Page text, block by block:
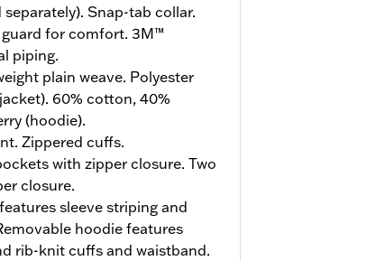
Snap-tab collar.
for comfort. 3M™
piping.
plain weave. Polyester
60% cotton, 40%
(hoodie).
Zippered cuffs.
with zipper closure. Two
closure.
sleeve striping and
hoodie features
rib-knit cuffs and waistband.